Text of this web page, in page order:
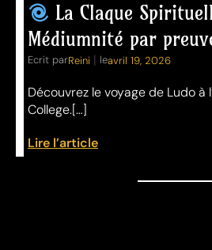
La Claque
Médiumnité par
Ecrit parReini | leavril 19, 2026
Découvrez le voyage de Ludo à
College.[…]
Lire l’article